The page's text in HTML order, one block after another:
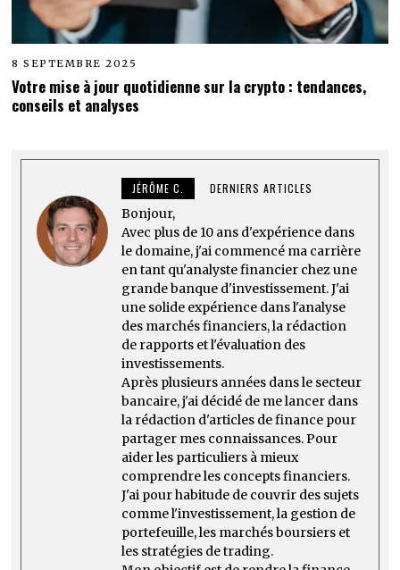
8 SEPTEMBRE 2025
Votre mise à jour quotidienne sur la crypto : tendances,
conseils et analyses
JÉRÔME C. DERNIERS ARTICLES
Bonjour,
Avec plus de 10 ans d'expérience dans
le domaine, j'ai commencé ma carrière
en tant qu'analyste financier chez une
grande banque d'investissement. J'ai
une solide expérience dans l'analyse
des marchés financiers, la rédaction
de rapports et l'évaluation des
investissements.
Après plusieurs années dans le secteur
bancaire, j'ai décidé de me lancer dans
la rédaction d'articles de finance pour
partager mes connaissances. Pour
aider les particuliers à mieux
comprendre les concepts financiers.
J'ai pour habitude de couvrir des sujets
comme l'investissement, la gestion de
portefeuille, les marchés boursiers et
les stratégies de trading.